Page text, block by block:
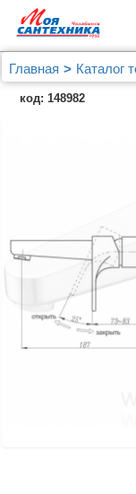
Главная Каталог
Смеситель
скрытого монтажа,
код: 148982